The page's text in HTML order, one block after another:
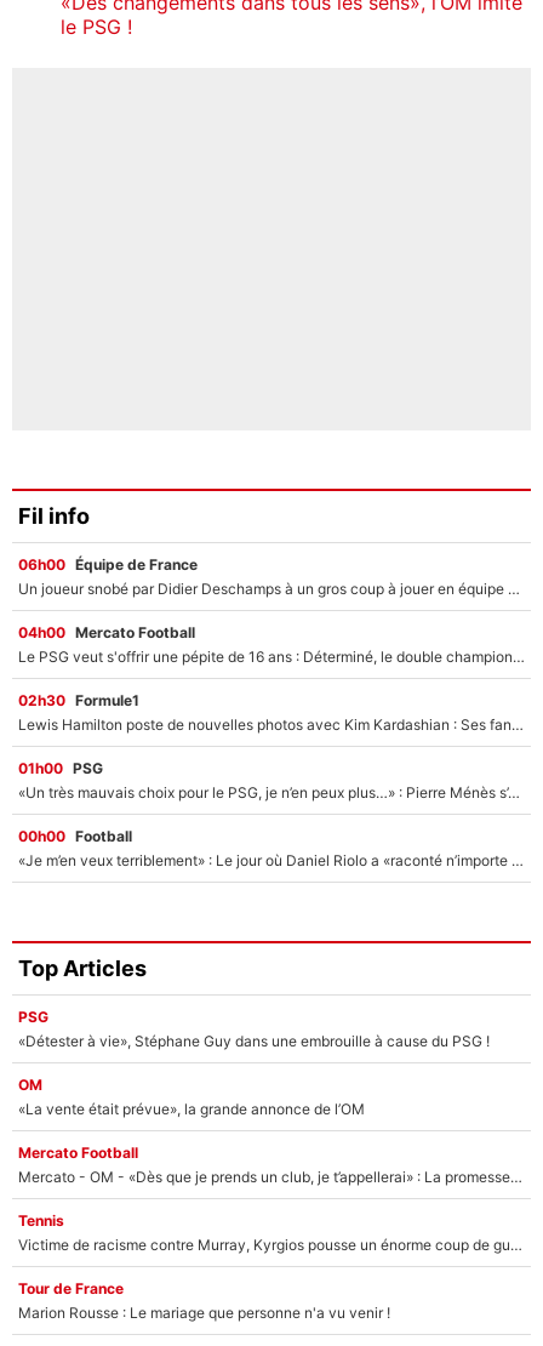
le PSG !
Fil info
06h00 Équipe de France
Un joueur snobé par Didier Deschamps à un gros coup à jouer en équipe de France : Zinedine Zidane a trouvé son numéro 9 ?
04h00 Mercato Football
Le PSG veut s'offrir une pépite de 16 ans : Déterminé, le double champion d'Europe en titre est prêt à lâcher 40M€ pour celui que l'on compare déjà à Vinicius Jr !
02h30 Formule1
Lewis Hamilton poste de nouvelles photos avec Kim Kardashian : Ses fans le voient déjà redevenir champion du monde de F1 grâce à elle !
01h00 PSG
«Un très mauvais choix pour le PSG, je n’en peux plus…» : Pierre Ménès s’est complètement trompé avec Luis Enrique et ces déclarations le prouvent !
00h00 Football
«Je m’en veux terriblement» : Le jour où Daniel Riolo a «raconté n’importe quoi» dans l'After Foot !
Top Articles
PSG
«Détester à vie», Stéphane Guy dans une embrouille à cause du PSG !
OM
«La vente était prévue», la grande annonce de l’OM
Mercato Football
Mercato - OM - «Dès que je prends un club, je t’appellerai» : La promesse de Marcelino au moment de claquer la porte
Tennis
Victime de racisme contre Murray, Kyrgios pousse un énorme coup de gueule !
Tour de France
Marion Rousse : Le mariage que personne n'a vu venir !